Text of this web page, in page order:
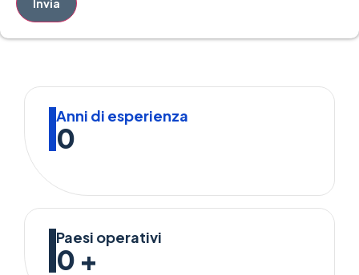
Anni di esperienza
0
Paesi operativi
0 +